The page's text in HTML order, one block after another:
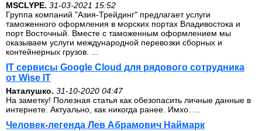
MSCLYPE. 31-03-2021 15:52
Группа компаний "Азия-Трейдинг" предлагает услуги
таможенного оформления в морских портах Владивостока и
порт Восточный. Вместе с таможенным оформлением мы
оказываем услуги международной перевозки сборных и
контейнерных грузов. ...
IT сервисы Google Cloud для рядового сотрудника
от Wise IT
Наталушко. 31-10-2020 04:47
На заметку! Полезная статья как обезопасить личные данные в
интернете. Актуально, как никогда ранее. Имхо. ...
Человек-легенда Лев Абрамович Наймарк